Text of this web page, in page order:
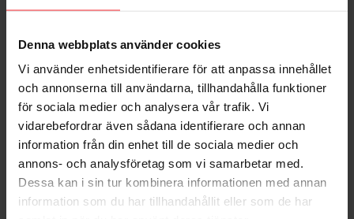
Denna webbplats använder cookies
Vi använder enhetsidentifierare för att anpassa innehållet
och annonserna till användarna, tillhandahålla funktioner
för sociala medier och analysera vår trafik. Vi
vidarebefordrar även sådana identifierare och annan
information från din enhet till de sociala medier och
annons- och analysföretag som vi samarbetar med.
Dessa kan i sin tur kombinera informationen med annan
information som du har tillhandahållit eller som de har
Bliv den første, der giver en bedømmelse.